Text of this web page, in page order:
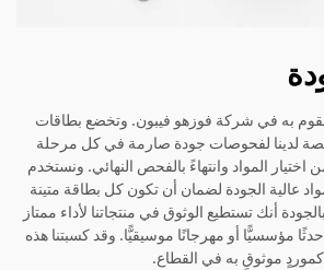
به في شركة فوزهو فيبون. وتخضع بطاقات
لدينا لفحوصات جودة صارمة في كل مرحلة
اختيار المواد وانتهاءً بالفحص النهائي. ونستخدم
عالية الجودة لضمان أن تكون كل بطاقة متينة
أنك تستطيع الوثوق في منتجاتنا لأداء ممتاز
مؤسسيًّا أو مهرجانًا موسيقيًّا. وقد كسبتنا هذه
موثوقٍ به في القطاع.